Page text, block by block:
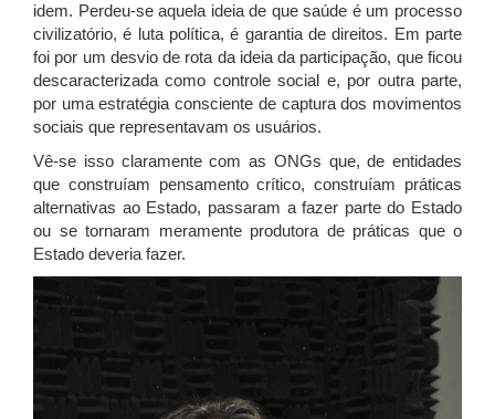
idem. Perdeu-se aquela ideia de que saúde é um processo
civilizatório, é luta política, é garantia de direitos. Em parte
foi por um desvio de rota da ideia da participação, que ficou
descaracterizada como controle social e, por outra parte,
por uma estratégia consciente de captura dos movimentos
sociais que representavam os usuários.
Vê-se isso claramente com as ONGs que, de entidades
que construíam pensamento crítico, construíam práticas
alternativas ao Estado, passaram a fazer parte do Estado
ou se tornaram meramente produtora de práticas que o
Estado deveria fazer.